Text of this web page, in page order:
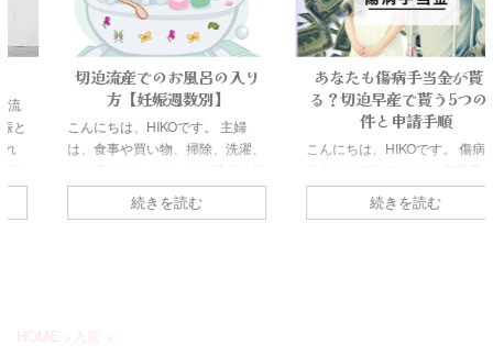
切迫流産でのお風呂の入り
方【妊娠週数別】
こんにちは、HIKOです。 主婦
は、食事や買い物、掃除、洗濯、
話など休めない場面が多くありま
す。ただ切迫流産の診断を受ける
時期と制限される時期がありま
続きを読む
あなたも傷病手当金が貰え
る？切迫早産で貰う5つの条
件と申請手順
こんにちは、HIKOです。 傷病手
金は切迫早産など、働けない期間
の生活を補償してくれる制度で
続きを読む
HOME > 入院 >